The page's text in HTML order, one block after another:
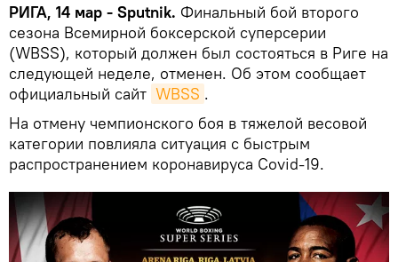
РИГА, 14 мар - Sputnik. Финальный бой второго
сезона Всемирной боксерской суперсерии
(WBSS), который должен был состояться в Риге на
следующей неделе, отменен. Об этом сообщает
официальный сайт WBSS .
На отмену чемпионского боя в тяжелой весовой
категории повлияла ситуация с быстрым
распространением коронавируса Covid-19.